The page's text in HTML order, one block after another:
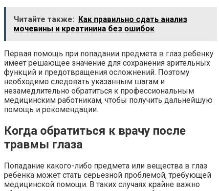
Читайте также:
Как правильно сдать анализ
мочевины и креатинина без ошибок
Первая помощь при попадании предмета в глаз ребенку
имеет решающее значение для сохранения зрительных
функций и предотвращения осложнений. Поэтому
необходимо следовать указанным шагам и
незамедлительно обратиться к профессиональным
медицинским работникам, чтобы получить дальнейшую
помощь и рекомендации.
Когда обратиться к врачу после
травмы глаза
Попадание какого-либо предмета или вещества в глаз
ребенка может стать серьезной проблемой, требующей
медицинской помощи. В таких случаях крайне важно